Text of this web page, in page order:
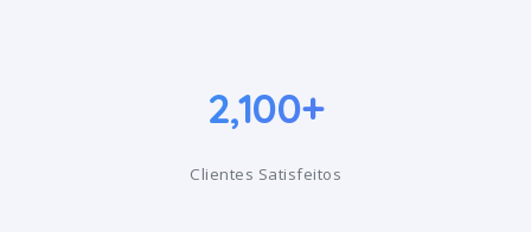
2,100+
Clientes Satisfeitos